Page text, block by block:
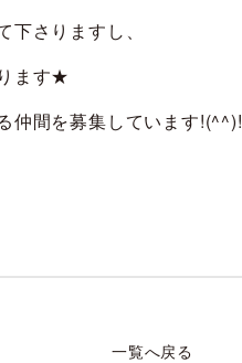
さりますし、
ます★
仲間を募集しています!(^^)!
一覧へ戻る